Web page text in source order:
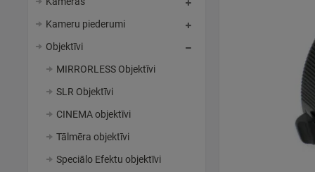
Kameru piederumi
Objektīvi
MIRRORLESS Objektīvi
SLR Objektīvi
CINEMA objektīvi
Tālmēra objektīvi
Speciālo Efektu objektīvi